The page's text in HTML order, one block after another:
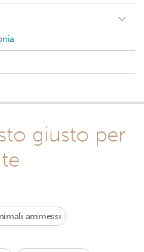
giusto per
te
ammessi